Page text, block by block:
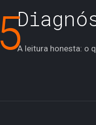
00:25
A leitura honesta: o